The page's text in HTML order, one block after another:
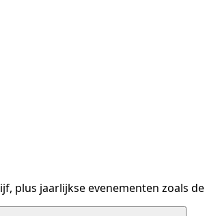
plus jaarlijkse evenementen zoals